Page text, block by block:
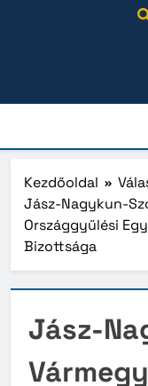
Kezdőoldal
Jász-Nagykun-
Országgyűlési
Bizottsága
Jász-